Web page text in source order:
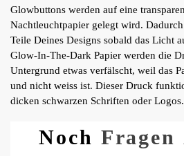
Glowbuttons werden auf eine
Nachtleuchtpapier gelegt wird.
Teile Deines Designs sobald das Licht
Glow-In-The-Dark Papier werden die
Untergrund etwas verfälscht, weil das
und nicht weiss ist. Dieser Druck
dicken schwarzen Schriften oder Logos.
Noch Fragen